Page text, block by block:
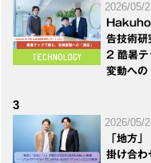
2026/05/
告技術
2 酷暑テ
変動への
3
2026/05/
「地方
掛け合わ